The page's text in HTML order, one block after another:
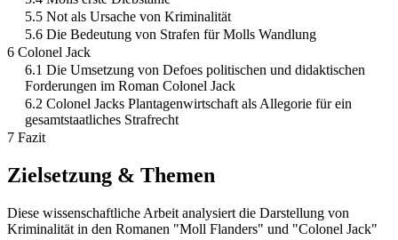
5.5 Not als Ursache von Kriminalität
5.6 Die Bedeutung von Strafen für Molls Wandlung
6 Colonel Jack
6.1 Die Umsetzung von Defoes politischen und didaktischen
Forderungen im Roman Colonel Jack
6.2 Colonel Jacks Plantagenwirtschaft als Allegorie für ein
gesamtstaatliches Strafrecht
7 Fazit
Zielsetzung & Themen
Diese wissenschaftliche Arbeit analysiert die Darstellung von
Kriminalität in den Romanen "Moll Flanders" und "Colonel Jack"